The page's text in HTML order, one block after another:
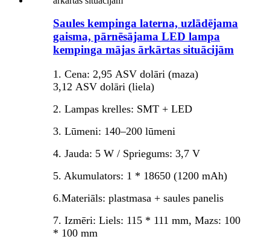
Saules kempinga laterna, uzlādējama
gaisma, pārnēsājama LED lampa
kempinga mājas ārkārtas situācijām
1. Cena: 2,95 ASV dolāri (maza)
3,12 ASV dolāri (liela)
2. Lampas krelles: SMT + LED
3. Lūmeni: 140–200 lūmeni
4. Jauda: 5 W / Spriegums: 3,7 V
5. Akumulators: 1 * 18650 (1200 mAh)
6.Materiāls: plastmasa + saules panelis
7. Izmēri: Liels: 115 * 111 mm, Mazs: 100
* 100 mm